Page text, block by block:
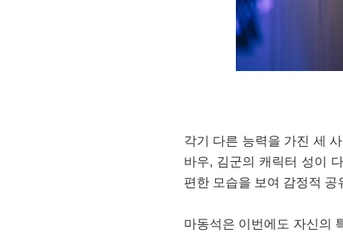
각기 다른 능력을 가진 세
바우, 김군의 캐릭터 성이
편한 모습을 보여 감정적
마동석은 이번에도 자신의